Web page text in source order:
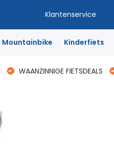
Klantenservice
Mountainbike Kinderfiets
WAANZINNIGE FIETSDEALS